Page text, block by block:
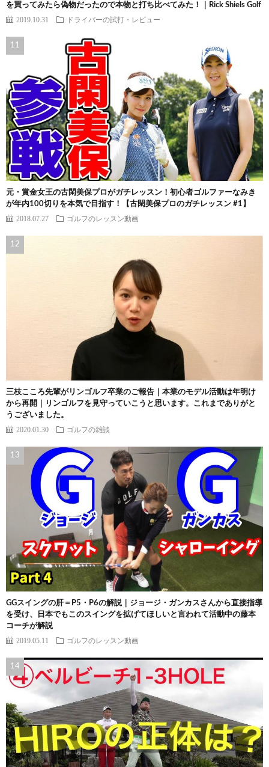
を買ってみたら偽物だったので本物と打ち比べてみた！｜Rick Shiels Golf
2019.10.31 ドライバーの試打・レビュー
元・賞金女王の古閑美保プロがガチレッスン！初心者ゴルファーなみき
が年内100切りを本気で目指す！【古閑美保プロのガチレッスン #1】
2018.07.27 ゴルフのレッスン動画
三枝こころ先輩がリンゴルフ卒業のご報告｜本業のモデル活動は年明け
から再開｜リンゴルフを見守っていこうと思います。これまでありがと
うございました。
2020.01.30 ゴルフの雑談
GGスイングの肝＝P5・P6の解説｜ジョージ・ガンカスさんから直接指導
を受け、日本でもこのスイングを拡げてほしいと言われて活動中の藤本
コーチが解説
2019.05.11 ゴルフのレッスン動画